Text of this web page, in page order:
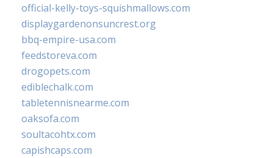
official-kelly-toys-squishmallows.com
displaygardenonsuncrest.org
bbq-empire-usa.com
feedstoreva.com
drogopets.com
ediblechalk.com
tabletennisnearme.com
oaksofa.com
soultacohtx.com
capishcaps.com